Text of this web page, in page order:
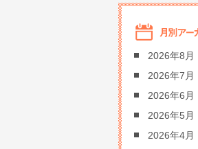
2026年8月
2026年7月
2026年6月
2026年5月
2026年4月